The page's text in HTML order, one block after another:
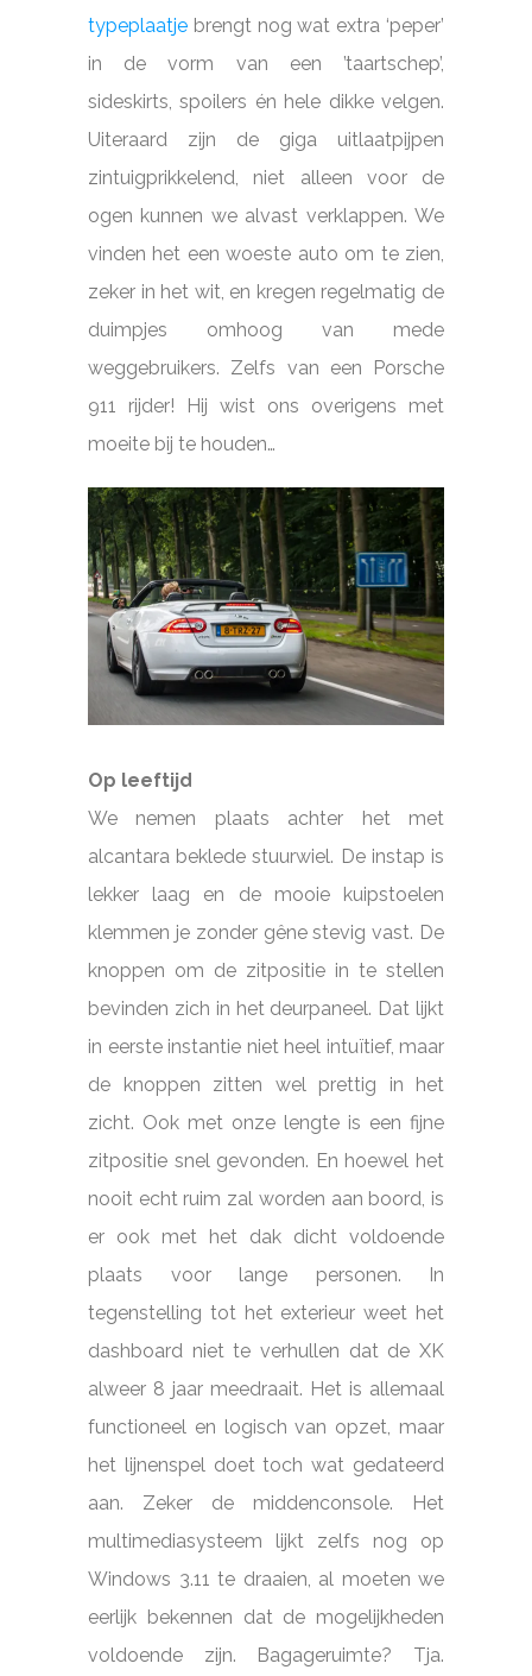
typeplaatje brengt nog wat extra ‘peper’
in de vorm van een ’taartschep’,
sideskirts, spoilers én hele dikke velgen.
Uiteraard zijn de giga uitlaatpijpen
zintuigprikkelend, niet alleen voor de
ogen kunnen we alvast verklappen. We
vinden het een woeste auto om te zien,
zeker in het wit, en kregen regelmatig de
duimpjes omhoog van mede
weggebruikers. Zelfs van een Porsche
911 rijder! Hij wist ons overigens met
moeite bij te houden…
Op leeftijd
We nemen plaats achter het met
alcantara beklede stuurwiel. De instap is
lekker laag en de mooie kuipstoelen
klemmen je zonder gêne stevig vast. De
knoppen om de zitpositie in te stellen
bevinden zich in het deurpaneel. Dat lijkt
in eerste instantie niet heel intuïtief, maar
de knoppen zitten wel prettig in het
zicht. Ook met onze lengte is een fijne
zitpositie snel gevonden. En hoewel het
nooit echt ruim zal worden aan boord, is
er ook met het dak dicht voldoende
plaats voor lange personen. In
tegenstelling tot het exterieur weet het
dashboard niet te verhullen dat de XK
alweer 8 jaar meedraait. Het is allemaal
functioneel en logisch van opzet, maar
het lijnenspel doet toch wat gedateerd
aan. Zeker de middenconsole. Het
multimediasysteem lijkt zelfs nog op
Windows 3.11 te draaien, al moeten we
eerlijk bekennen dat de mogelijkheden
voldoende zijn. Bagageruimte? Tja.